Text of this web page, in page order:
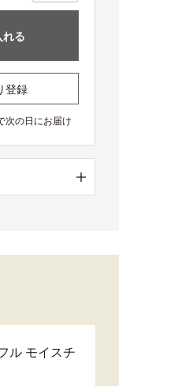
れる
登録
次の日にお届け
ル モイスチ